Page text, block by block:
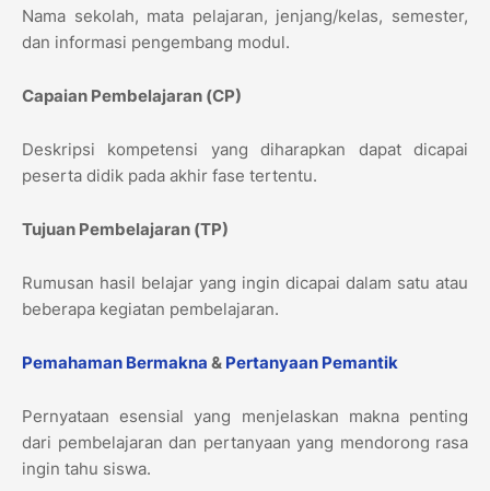
Nama sekolah, mata pelajaran, jenjang/kelas, semester,
dan informasi pengembang modul.
Capaian Pembelajaran (CP)
Deskripsi kompetensi yang diharapkan dapat dicapai
peserta didik pada akhir fase tertentu.
Tujuan Pembelajaran (TP)
Rumusan hasil belajar yang ingin dicapai dalam satu atau
beberapa kegiatan pembelajaran.
Pemahaman Bermakna & Pertanyaan Pemantik
Pernyataan esensial yang menjelaskan makna penting
dari pembelajaran dan pertanyaan yang mendorong rasa
ingin tahu siswa.